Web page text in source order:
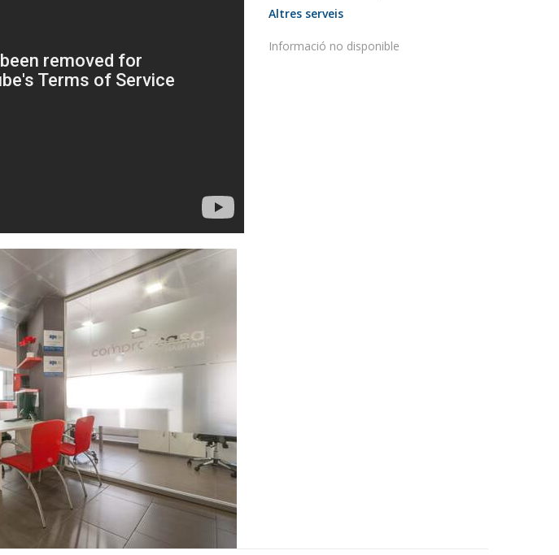
Altres serveis
Informació no disponible